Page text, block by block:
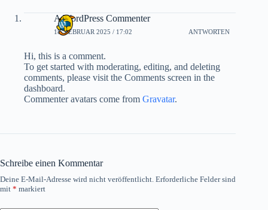
A WordPress Commenter
18. FEBRUAR 2025 / 17:02 ANTWORTEN
Hi, this is a comment.
To get started with moderating, editing, and deleting
comments, please visit the Comments screen in the
dashboard.
Commenter avatars come from Gravatar.
Schreibe einen Kommentar
Deine E-Mail-Adresse wird nicht veröffentlicht. Erforderliche Felder sind
mit * markiert